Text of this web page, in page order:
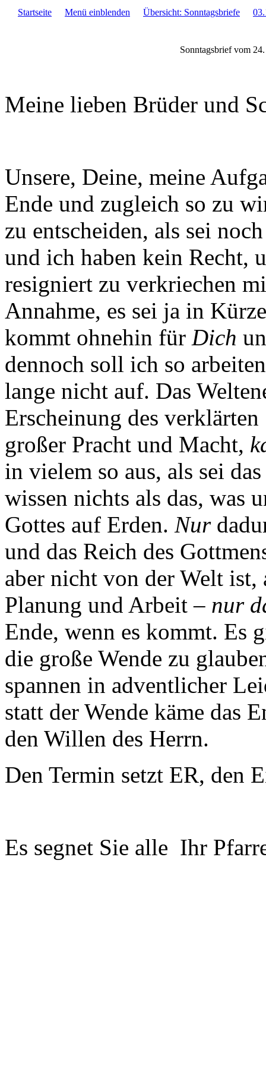
Startseite Menü einblenden Übersicht: Sonntagsbriefe
Sonntagsbrief vom
Meine lieben Brüder und
Unsere, Deine, meine
Ende und zugleich so zu
zu entscheiden, als sei
und ich haben kein Recht,
resigniert zu verkriechen
Annahme, es sei ja in
kommt ohnehin für Dich
dennoch soll ich so
lange nicht auf. Das
Erscheinung des
großer Pracht und Macht,
in vielem so aus, als sei
wissen nichts als das, was
Gottes auf Erden. Nur
und das Reich des
aber nicht von der Welt ist,
Planung und Arbeit – nur
Ende, wenn es kommt. Es
die große Wende zu
spannen in adventlicher
statt der Wende käme das
den Willen des Herrn.
Den Termin setzt ER, den
Es segnet Sie alle Ihr